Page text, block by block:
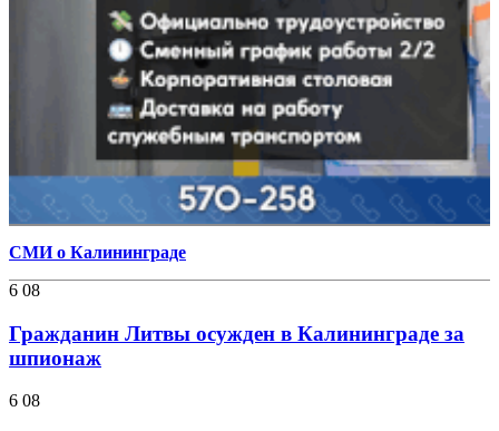
СМИ о Калининграде
6 08
Гражданин Литвы осужден в Калининграде за
шпионаж
6 08